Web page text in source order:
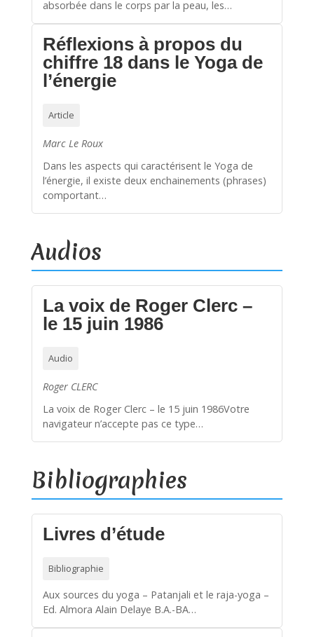
absorbée dans le corps par la peau, les…
Réflexions à propos du
chiffre 18 dans le Yoga de
l’énergie
Article
Marc Le Roux
Dans les aspects qui caractérisent le Yoga de
l’énergie, il existe deux enchainements (phrases)
comportant…
Audios
La voix de Roger Clerc –
le 15 juin 1986
Audio
Roger CLERC
La voix de Roger Clerc – le 15 juin 1986Votre
navigateur n’accepte pas ce type…
Bibliographies
Livres d’étude
Bibliographie
Aux sources du yoga – Patanjali et le raja-yoga –
Ed. Almora Alain Delaye B.A.-BA…